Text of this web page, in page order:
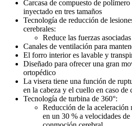
Carcasa de compuesto de polímero
inyectado en tres tamaños
Tecnología de reducción de
cerebrales:
Reduce las fuerzas
Canales de ventilación para
El forro interior es lavable y
Diseñado para ofrecer una gran
ortopédico
La visera tiene una función de
en la cabeza y el cuello en caso de
Tecnología de turbina de 360°:
Reducción de la aceleración
en un 30 % a velocidades